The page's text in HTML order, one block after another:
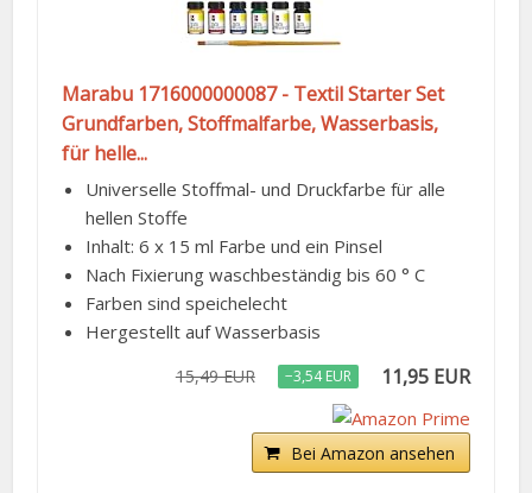
Marabu 1716000000087 - Textil Starter Set
Grundfarben, Stoffmalfarbe, Wasserbasis,
für helle...
Universelle Stoffmal- und Druckfarbe für alle
hellen Stoffe
Inhalt: 6 x 15 ml Farbe und ein Pinsel
Nach Fixierung waschbeständig bis 60 ° C
Farben sind speichelecht
Hergestellt auf Wasserbasis
15,49 EUR −3,54 EUR 11,95 EUR
Bei Amazon ansehen